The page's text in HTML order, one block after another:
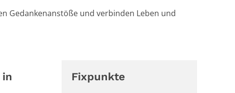
Gedankenanstöße und verbinden Leben und
Fixpunkte